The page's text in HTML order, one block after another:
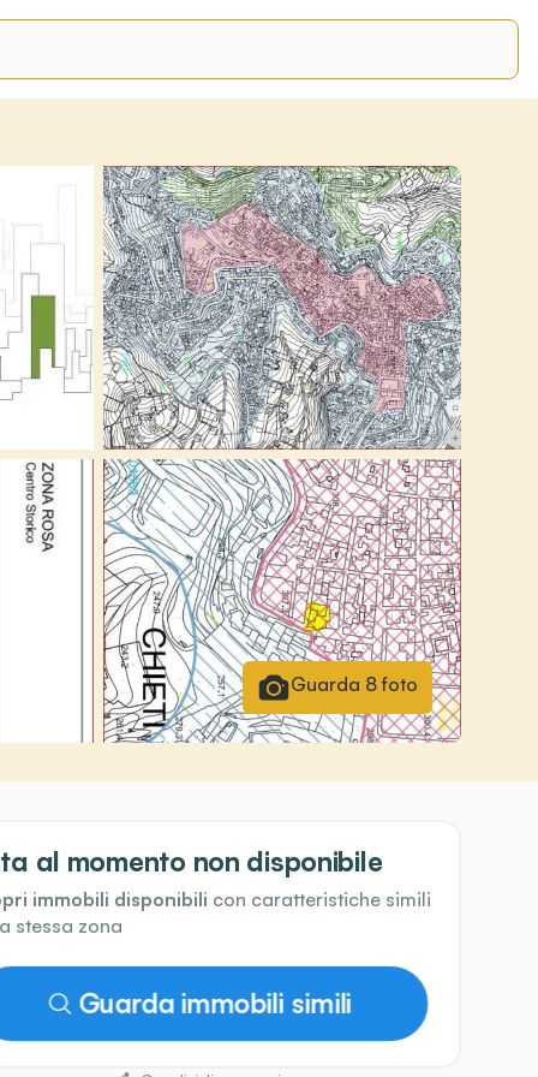
Guarda 8foto
al momento non disponibile
immobili disponibili con caratteristiche simili
stessa zona
Guarda immobili simili